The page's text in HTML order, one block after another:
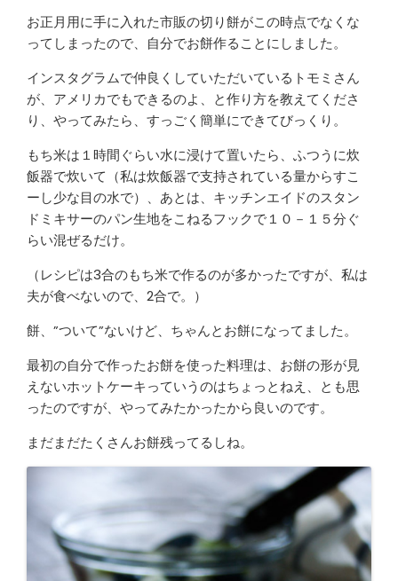
お正月用に手に入れた市販の切り餅がこの時点でなくな
ってしまったので、自分でお餅作ることにしました。
インスタグラムで仲良くしていただいているトモミさん
が、アメリカでもできるのよ、と作り方を教えてくださ
り、やってみたら、すっごく簡単にできてびっくり。
もち米は１時間ぐらい水に浸けて置いたら、ふつうに炊
飯器で炊いて（私は炊飯器で支持されている量からすこ
ーし少な目の水で）、あとは、キッチンエイドのスタン
ドミキサーのパン生地をこねるフックで１０－１５分ぐ
らい混ぜるだけ。
（レシピは3合のもち米で作るのが多かったですが、私は
夫が食べないので、2合で。）
餅、”ついて”ないけど、ちゃんとお餅になってました。
最初の自分で作ったお餅を使った料理は、お餅の形が見
えないホットケーキっていうのはちょっとねえ、とも思
ったのですが、やってみたかったから良いのです。
まだまだたくさんお餅残ってるしね。